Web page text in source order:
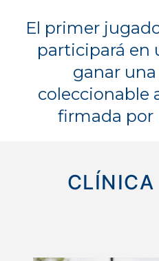
El primer
participará en
ganar
coleccionable
firmada por